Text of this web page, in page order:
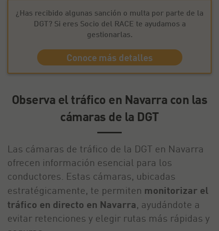
¿Has recibido algunas sanción o multa por parte de la
DGT? Si eres Socio del RACE te ayudamos a
gestionarlas.
Conoce más detalles
Observa el tráfico en Navarra con las
cámaras de la DGT
Las cámaras de tráfico de la DGT en Navarra
ofrecen información esencial para los
conductores. Estas cámaras, ubicadas
estratégicamente, te permiten monitorizar el
tráfico en directo en Navarra, ayudándote a
evitar retenciones y elegir rutas más rápidas y